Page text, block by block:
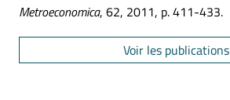
Metroeconomica, 62, 2011, p. 411-433.
Voir les publications